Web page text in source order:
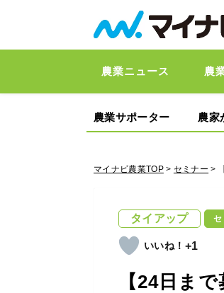
農業ニュース 農
農業サポーター 農家
マイナビ農業TOP> セミナー >
タイアップ セ
+1
【24日ま